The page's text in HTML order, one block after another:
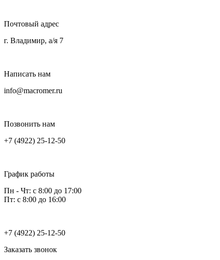
Почтовый адрес
г. Владимир, а/я 7
Написать нам
info@macromer.ru
Позвонить нам
+7 (4922) 25-12-50
График работы
Пн - Чт: с 8:00 до 17:00
Пт: с 8:00 до 16:00
+7 (4922) 25-12-50
Заказать звонок